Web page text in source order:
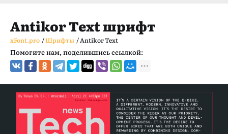
Antikor Text шрифт
xFont.pro /Шрифты /Antikor Text
Помогите нам, поделившись ссылкой: